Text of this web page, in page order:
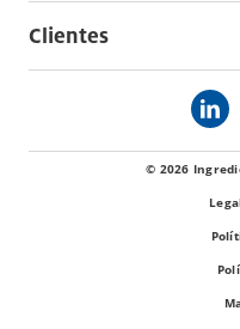
Clientes
© 2026